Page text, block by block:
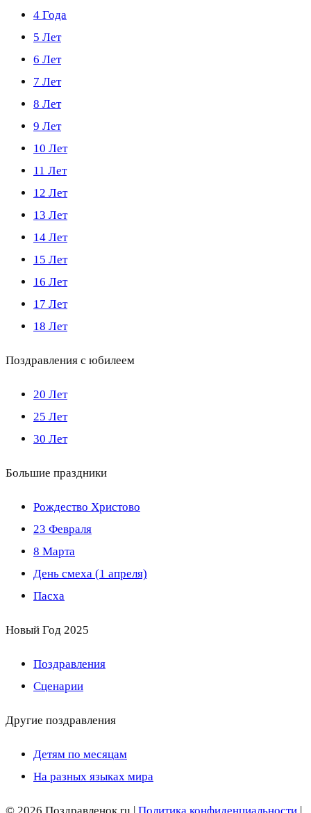
4 Года
5 Лет
6 Лет
7 Лет
8 Лет
9 Лет
10 Лет
11 Лет
12 Лет
13 Лет
14 Лет
15 Лет
16 Лет
17 Лет
18 Лет
Поздравления с юбилеем
20 Лет
25 Лет
30 Лет
Большие праздники
Рождество Христово
23 Февраля
8 Марта
День смеха (1 апреля)
Пасха
Новый Год 2025
Поздравления
Сценарии
Другие поздравления
Детям по месяцам
На разных языках мира
© 2026 Поздравленок.ru | Политика конфиденциальности |